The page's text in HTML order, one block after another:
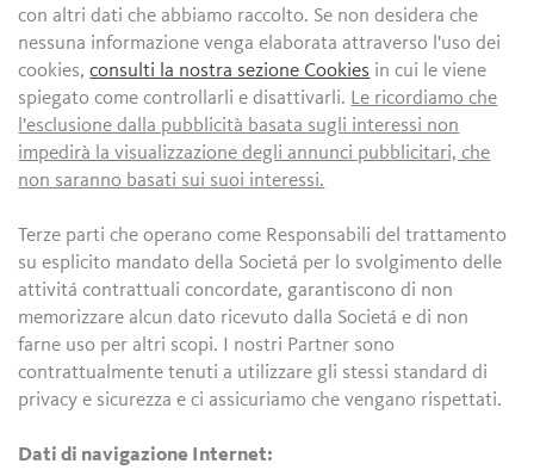
con altri dati che abbiamo raccolto. Se non desidera che
nessuna informazione venga elaborata attraverso l'uso dei
cookies,consulti la nostra sezione Cookies in cui le viene
spiegato come controllarli e disattivarli. Le ricordiamo che
l'esclusione dalla pubblicità basata sugli interessi non
impedirà la visualizzazione degli annunci pubblicitari, che
non saranno basati sui suoi interessi.
Terze parti che operano come Responsabili del trattamento
su esplicito mandato della Societá per lo svolgimento delle
attivitá contrattuali concordate, garantiscono di non
memorizzare alcun dato ricevuto dalla Societá e di non
farne uso per altri scopi. I nostri Partner sono
contrattualmente tenuti a utilizzare gli stessi standard di
privacy e sicurezza e ci assicuriamo che vengano rispettati.
Dati di navigazione Internet: